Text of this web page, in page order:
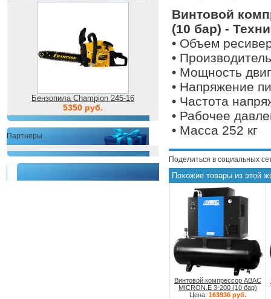
Бензопила Champion 245-16
5350 руб.
Партнеры
Винтовой
(10 бар) -
• Объем
•
• Мощность
• Напряжение
• Частота
• Рабочее
• Масса 252 кг
Поделиться в социальных
Похожие товары из этой
Винтовой компрессор ABAC
MICRON.E 3-200 (10 бар)
Цена: 163936 руб.